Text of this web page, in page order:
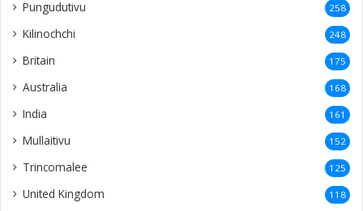
Pungudutivu 258
Kilinochchi 248
Britain 175
Australia 168
India 161
Mullaitivu 152
Trincomalee 125
United Kingdom 118